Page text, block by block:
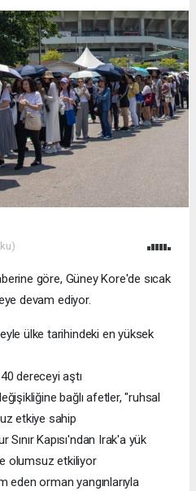
göre, Güney Kore'de sıcak
devam ediyor.
ülke tarihindeki en yüksek
dereceyi aştı
bağlı afetler, "ruhsal
etkiye sahip
Sınır Kapısı'ndan Irak'a yük
olumsuz etkiliyor
eden orman yangınlarıyla